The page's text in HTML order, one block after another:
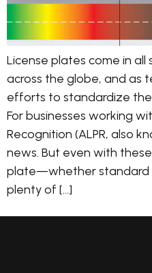
License plates come in all
across the globe, and as
efforts to standardize
For businesses working
Recognition (ALPR, also
news. But even with
plate—whether standard
plenty of […]